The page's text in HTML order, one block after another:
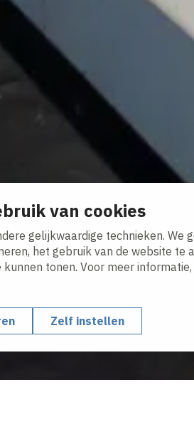
van cookies
gelijkwaardige technieken. We
het gebruik van de website te
tonen. Voor meer
Zelf instellen